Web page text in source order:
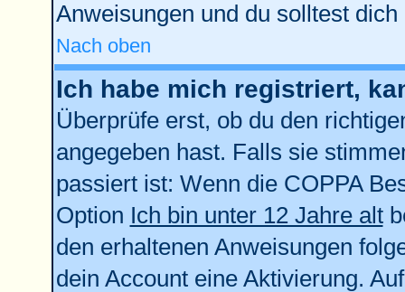
Anweisungen und du solltest
Nach oben
Ich habe mich registriert,
Überprüfe erst, ob du den
angegeben hast. Falls sie
passiert ist: Wenn die COPPA
Option Ich bin unter 12 Jahre alt
den erhaltenen Anweisungen
dein Account eine Aktivierung.